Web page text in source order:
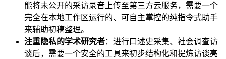
能将未公开的采访录音上传至第三方云服务，需要一个
完全在本地工作区运行的、可自主掌控的纯指令式助手
来辅助初稿整理。
注重隐私的学术研究者：进行口述史采集、社会调查访
谈后，需要一个安全的工具来初步结构化和提炼访谈亮